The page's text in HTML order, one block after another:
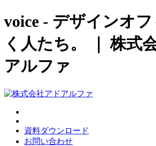
voice - デザインオ
く人たち。 ｜ 株式
アルファ
資料ダウンロード
お問い合わせ